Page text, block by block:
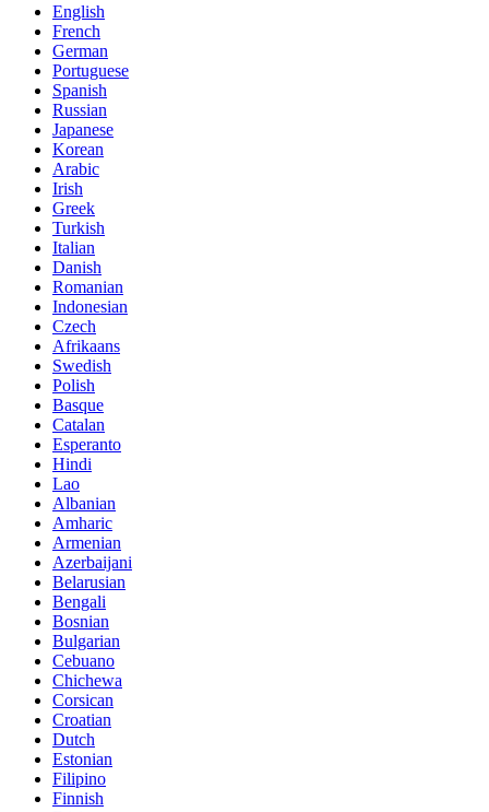
English
French
German
Portuguese
Spanish
Russian
Japanese
Korean
Arabic
Irish
Greek
Turkish
Italian
Danish
Romanian
Indonesian
Czech
Afrikaans
Swedish
Polish
Basque
Catalan
Esperanto
Hindi
Lao
Albanian
Amharic
Armenian
Azerbaijani
Belarusian
Bengali
Bosnian
Bulgarian
Cebuano
Chichewa
Corsican
Croatian
Dutch
Estonian
Filipino
Finnish